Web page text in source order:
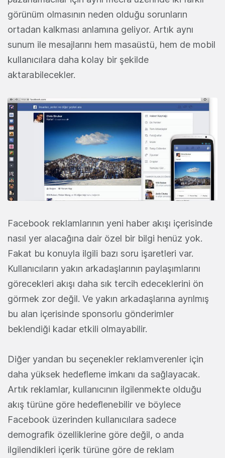
görünüm olmasının neden olduğu sorunların
ortadan kalkması anlamına geliyor. Artık aynı
sunum ile mesajlarını hem masaüstü, hem de mobil
kullanıcılara daha kolay bir şekilde
aktarabilecekler.
Facebook reklamlarının yeni haber akışı içerisinde
nasıl yer alacağına dair özel bir bilgi henüz yok.
Fakat bu konuyla ilgili bazı soru işaretleri var.
Kullanıcıların yakın arkadaşlarının paylaşımlarını
görecekleri akışı daha sık tercih edeceklerini ön
görmek zor değil. Ve yakın arkadaşlarına ayrılmış
bu alan içerisinde sponsorlu gönderimler
beklendiği kadar etkili olmayabilir.
Diğer yandan bu seçenekler reklamverenler için
daha yüksek hedefleme imkanı da sağlayacak.
Artık reklamlar, kullanıcının ilgilenmekte olduğu
akış türüne göre hedeflenebilir ve böylece
Facebook üzerinden kullanıcılara sadece
demografik özelliklerine göre değil, o anda
ilgilendikleri içerik türüne göre de reklam